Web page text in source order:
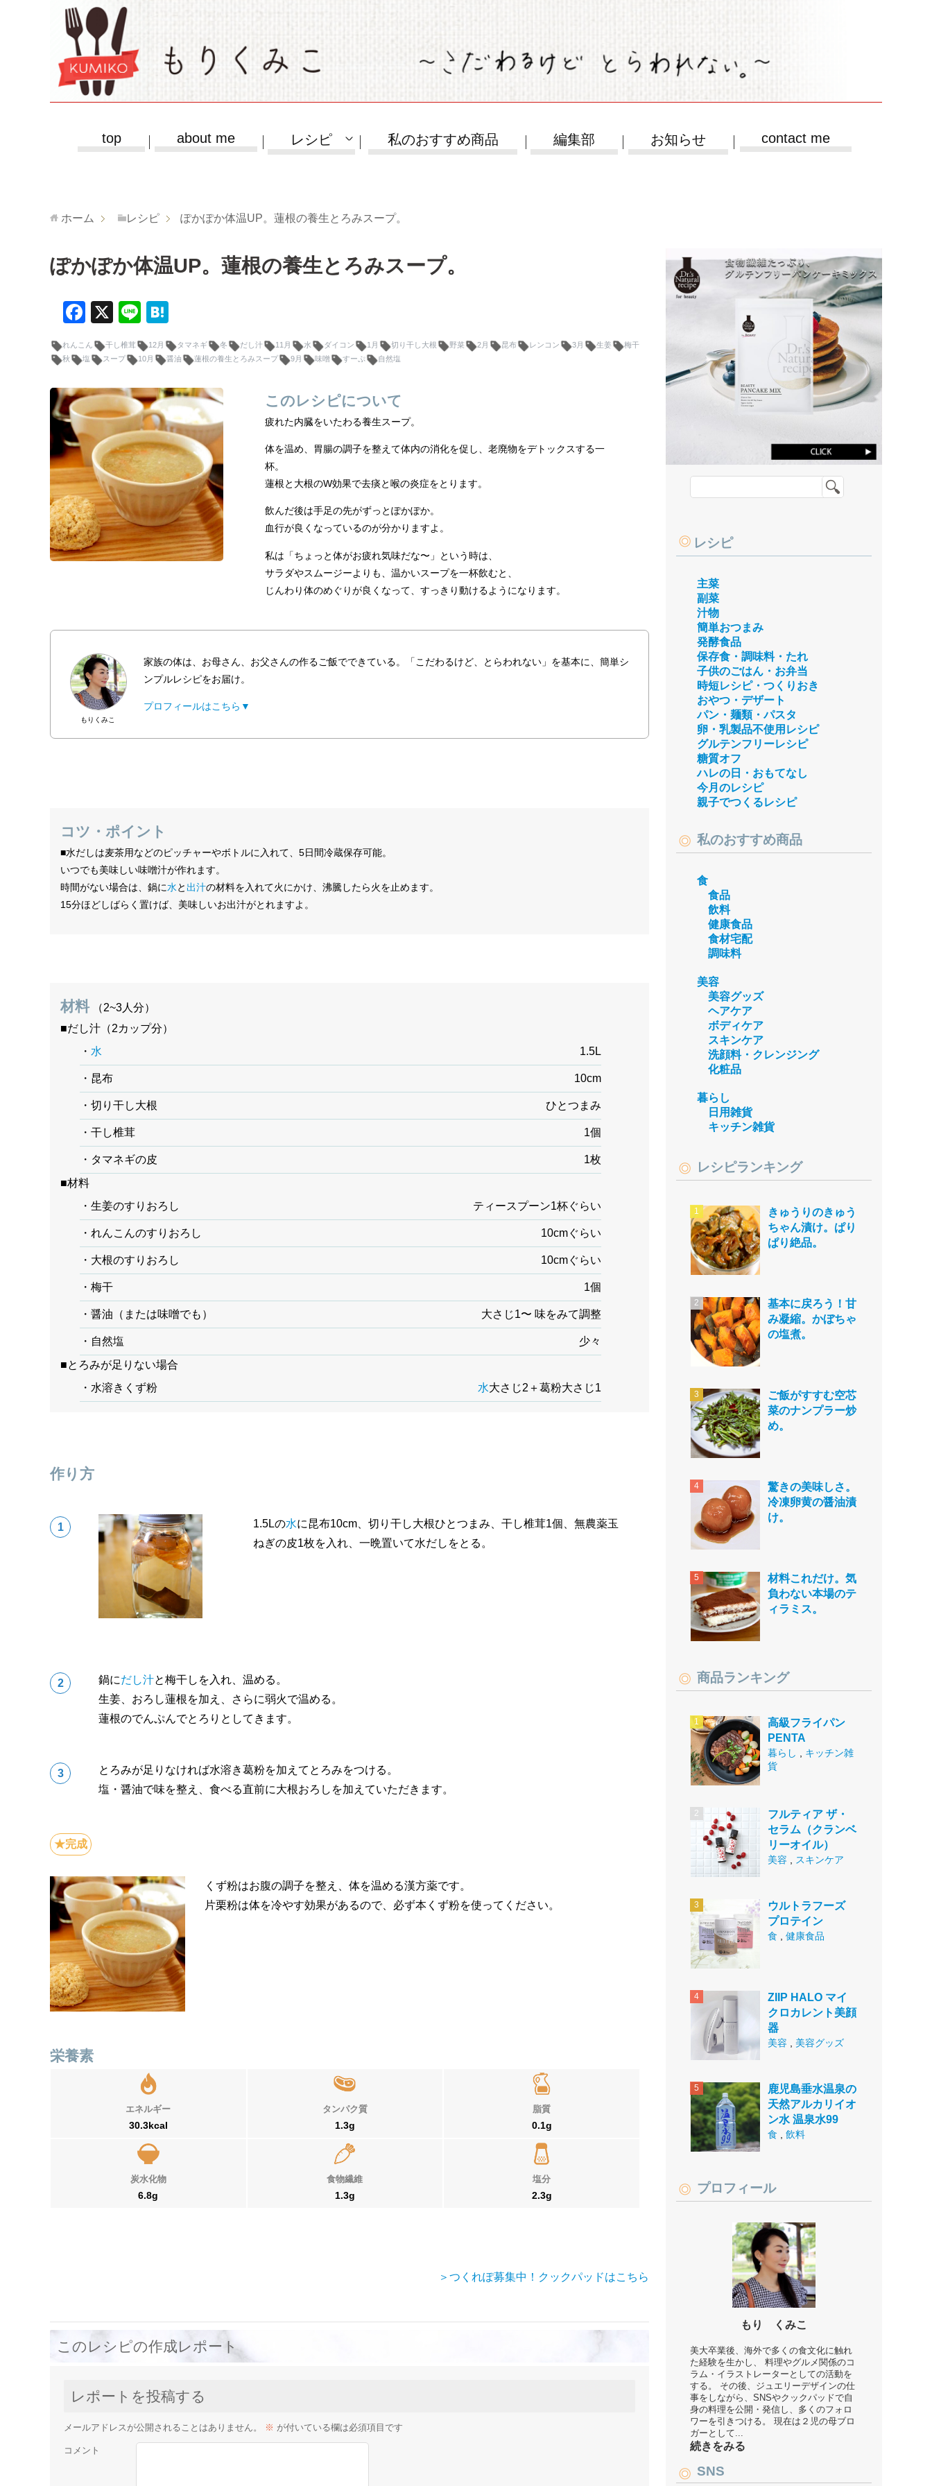
top about me レシピ 私のおすすめ商品 編集部 お知らせ contact me
ホーム レシピ ぽかぽか体温UP。蓮根の養生とろみスープ。
ぽかぽか体温UP。蓮根の養生とろみスープ。
F
a
c
b
o
o
k
X
Li
n
e
at
e
a
れんこん 干し椎茸 12月 タマネギ 冬 だし汁 11月 水 ダイコン 1月 切り干し大根 野菜 2月 昆布 レンコン 3月 生姜
梅干
秋
塩 スープ 10月 醤油 蓮根の養生とろみスープ 9月 味噌 すーぷ 自然塩
このレシピについて
疲れた内臓をいたわる養生スープ。
体を温め、胃腸の調子を整えて体内の消化を促し、老廃物をデトックスする一
杯。
蓮根と大根のW効果で去痰と喉の炎症をとります。
飲んだ後は手足の先がずっとぽかぽか。
血行が良くなっているのが分かりますよ。
私は「ちょっと体がお疲れ気味だな〜」という時は、
サラダやスムージーよりも、温かいスープを一杯飲むと、
じんわり体のめぐりが良くなって、すっきり動けるようになります。
もりくみこ
家族の体は、お母さん、お父さんの作るご飯でできている。「こだわるけど、とらわれない」を基本に、簡単シ
ンプルレシピをお届け。
プロフィールはこちら▼
コツ・ポイント
■水だしは麦茶用などのピッチャーやボトルに入れて、5日間冷蔵保存可能。
いつでも美味しい味噌汁が作れます。
時間がない場合は、鍋に水と出汁の材料を入れて火にかけ、沸騰したら火を止めます。
15分ほどしばらく置けば、美味しいお出汁がとれますよ。
材料
（2~3人分）
■だし汁（2カップ分）
・ 水 1.5L
・昆布 10cm
・切り干し大根 ひとつまみ
・干し椎茸 1個
・タマネギの皮
1枚
■材料
・生姜のすりおろし
ティースプーン1杯ぐらい
・れんこんのすりおろし 10cmぐらい
・大根のすりおろし 10cmぐらい
・梅干 1個
・醤油（または味噌でも） 大さじ1〜 味をみて調整
・自然塩
少々
■とろみが足りない場合
・水溶きくず粉
水大さじ2＋葛粉大さじ1
作り方
1.5Lの水に昆布10cm、切り干し大根ひとつまみ、干し椎茸1個、無農薬玉
ねぎの皮1枚を入れ、一晩置いて水だしをとる。
鍋にだし汁と梅干しを入れ、温める。
生姜、おろし蓮根を加え、さらに弱火で温める。
蓮根のでんぷんでとろりとしてきます。
とろみが足りなければ水溶き葛粉を加えてとろみをつける。
塩・醤油で味を整え、食べる直前に大根おろしを加えていただきます。
くず粉はお腹の調子を整え、体を温める漢方薬です。
片栗粉は体を冷やす効果があるので、必ず本くず粉を使ってください。
栄養素
エネルギー
30.3kcal
タンパク質
1.3g
脂質
0.1g
炭水化物
6.8g
食物繊維
1.3g
塩分
2.3g
＞つくれぽ募集中！クックパッドはこちら
このレシピの作成レポート
レポートを投稿する
メールアドレスが公開されることはありません。 ※ が付いている欄は必須項目です
コメント
レシピ
主菜
副菜
汁物
簡単おつまみ
発酵食品
保存食・調味料・たれ
子供のごはん・お弁当
時短レシピ・つくりおき
おやつ・デザート
パン・麺類・パスタ
卵・乳製品不使用レシピ
グルテンフリーレシピ
糖質オフ
ハレの日・おもてなし
今月のレシピ
親子でつくるレシピ
私のおすすめ商品
食
食品
飲料
健康食品
食材宅配
調味料
美容
美容グッズ
ヘアケア
ボディケア
スキンケア
洗顔料・クレンジング
化粧品
暮らし
日用雑貨
キッチン雑貨
レシピランキング
きゅうりのきゅう
ちゃん漬け。ぱり
ぱり絶品。
基本に戻ろう！甘
み凝縮。かぼちゃ
の塩煮。
ご飯がすすむ空芯
菜のナンプラー炒
め。
驚きの美味しさ。
冷凍卵黄の醤油漬
け。
材料これだけ。気
負わない本場のテ
ィラミス。
商品ランキング
高級フライパン
PENTA
暮らし
キッチン雑
貨
フルティア ザ・
セラム（クランベ
リーオイル）
美容 スキンケア
ウルトラフーズ
プロテイン
食 健康食品
ZIIP HALO マイ
クロカレント美顔
器
美容 美容グッズ
鹿児島垂水温泉の
天然アルカリイオ
ン水 温泉水99
食 飲料
プロフィール
もり くみこ
美大卒業後、海外で多くの食文化に触れ
た経験を生かし、 料理やグルメ関係のコ
ラム・イラストレーターとしての活動を
する。 その後、ジュエリーデザインの仕
事をしながら、SNSやクックパッドで自
身の料理を公開・発信し、多くのフォロ
ワーを引きつける。 現在は２児の母ブロ
ガーとして...
続きをみる
SNS